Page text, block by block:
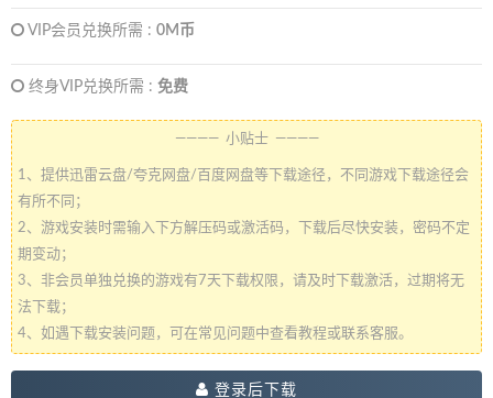
VIP会员兑换所需 : 0M币
终身VIP兑换所需 : 免费
———— 小贴士 ————
1、提供迅雷云盘/夸克网盘/百度网盘等下载途径，不同游戏下载途径会
有所不同；
2、游戏安装时需输入下方解压码或激活码，下载后尽快安装，密码不定
期变动；
3、非会员单独兑换的游戏有7天下载权限，请及时下载激活，过期将无
法下载；
4、如遇下载安装问题，可在常见问题中查看教程或联系客服。
登录后下载